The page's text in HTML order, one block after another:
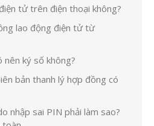
tử trên điện thoại không?
lao động điện tử từ
nên ký số không?
bản thanh lý hợp đồng có
nhập sai PIN phải làm sao?